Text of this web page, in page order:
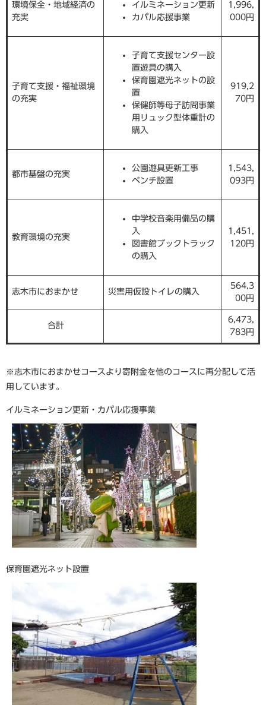
環境保全・地域経済の
充実
イルミネーション更新
カパル応援事業
1,996,
000円
子育て支援・福祉環境
の充実
子育て支援センター設
置遊具の購入
保育園遮光ネットの設
置
保健師等母子訪問事業
用リュック型体重計の
購入
919,2
70円
都市基盤の充実
公園遊具更新工事
ベンチ設置
1,543,
093円
教育環境の充実
中学校音楽用備品の購
入
図書館ブックトラック
の購入
1,451,
120円
志木市におまかせ 災害用仮設トイレの購入
564,3
00円
合計
6,473,
783円
※志木市におまかせコースより寄附金を他のコースに再分配して活
用しています。
イルミネーション更新・カパル応援事業
保育園遮光ネット設置